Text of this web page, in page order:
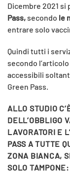
Dicembre 2021
Pass, secondo le
entrare solo
Quindi tutti i
secondo l’articolo
accessibili
Green Pass.
ALLO STUDIO
DELL’OBBLIGO
LAVORATORI E
PASS A TUTTE
ZONA BIANCA,
SOLO